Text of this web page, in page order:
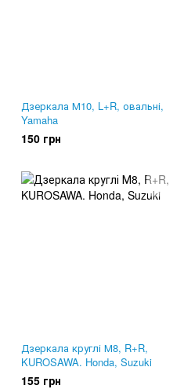
Дзеркала М10, L+R, овальні,
Yamaha
150 грн
Дзеркала круглі М8, R+R,
KUROSAWA. Honda, Suzuki
155 грн